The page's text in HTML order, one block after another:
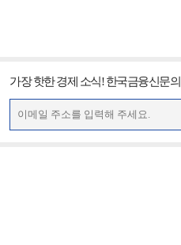
가장 핫한 경제 소식! 한국금융신문의